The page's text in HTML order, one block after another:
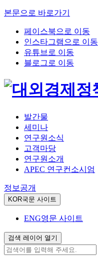
본문으로 바로가기
페이스북으로 이동
인스타그램으로 이동
유튜브로 이동
블로그로 이동
발간물
세미나
연구원소식
고객마당
연구원소개
APEC 연구컨소시엄
정보공개
KOR국문 사이트
ENG영문 사이트
검색 레이어 열기